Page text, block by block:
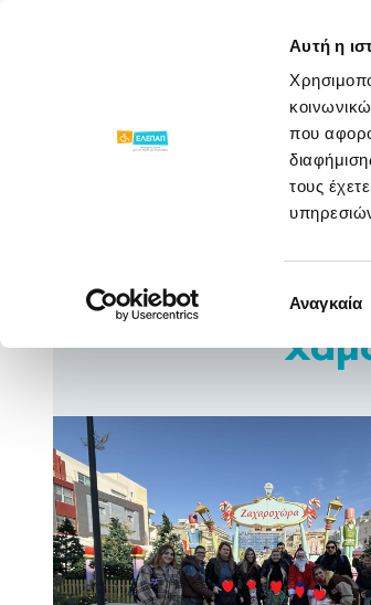
Αυτή η
που
τους
Αναγκαία
ΓΝΩΡΙΣΕ ΜΑΣ
Νέα Παραρτημάτων /
εκδρομή